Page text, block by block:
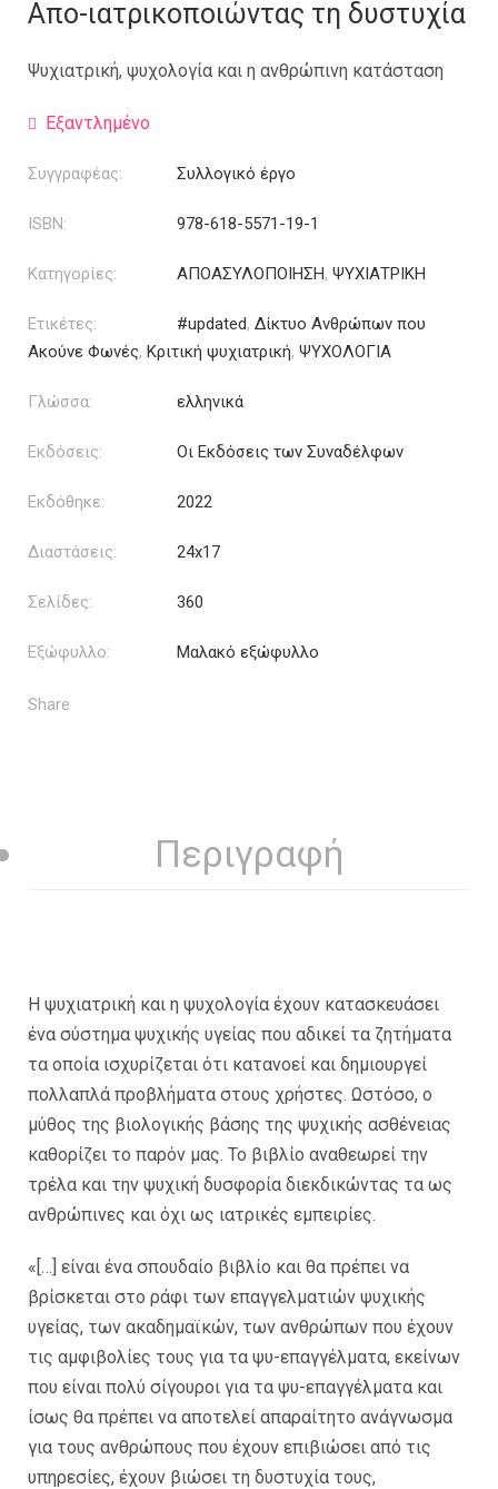
25.00€.
17.50€.
Απο-ιατρικοποιώντας τη δυστυχία
Ψυχιατρική, ψυχολογία και η ανθρώπινη κατάσταση
Εξαντλημένο
Συγγραφέας: Συλλογικό έργο
ISBN: 978-618-5571-19-1
Κατηγορίες: ΑΠΟΑΣΥΛΟΠΟΙΗΣΗ, ΨΥΧΙΑΤΡΙΚΗ
Ετικέτες: #updated, Δίκτυο Ανθρώπων που
Ακούνε Φωνές, Κριτική ψυχιατρική, ΨΥΧΟΛΟΓΙΑ
Γλώσσα: ελληνικά
Εκδόσεις: Οι Εκδόσεις των Συναδέλφων
Εκδόθηκε: 2022
Διαστάσεις: 24x17
Σελίδες: 360
Εξώφυλλο: Μαλακό εξώφυλλο
Share
Περιγραφή
Η ψυχιατρική και η ψυχολογία έχουν κατασκευάσει
ένα σύστημα ψυχικής υγείας που αδικεί τα ζητήματα
τα οποία ισχυρίζεται ότι κατανοεί και δημιουργεί
πολλαπλά προβλήματα στους χρήστες. Ωστόσο, ο
μύθος της βιολογικής βάσης της ψυχικής ασθένειας
καθορίζει το παρόν μας. Το βιβλίο αναθεωρεί την
τρέλα και την ψυχική δυσφορία διεκδικώντας τα ως
ανθρώπινες και όχι ως ιατρικές εμπειρίες.
«[…] είναι ένα σπουδαίο βιβλίο και θα πρέπει να
βρίσκεται στο ράφι των επαγγελματιών ψυχικής
υγείας, των ακαδημαϊκών, των ανθρώπων που έχουν
τις αμφιβολίες τους για τα ψυ-επαγγέλματα, εκείνων
που είναι πολύ σίγουροι για τα ψυ-επαγγέλματα και
ίσως θα πρέπει να αποτελεί απαραίτητο ανάγνωσμα
για τους ανθρώπους που έχουν επιβιώσει από τις
υπηρεσίες, έχουν βιώσει τη δυστυχία τους,